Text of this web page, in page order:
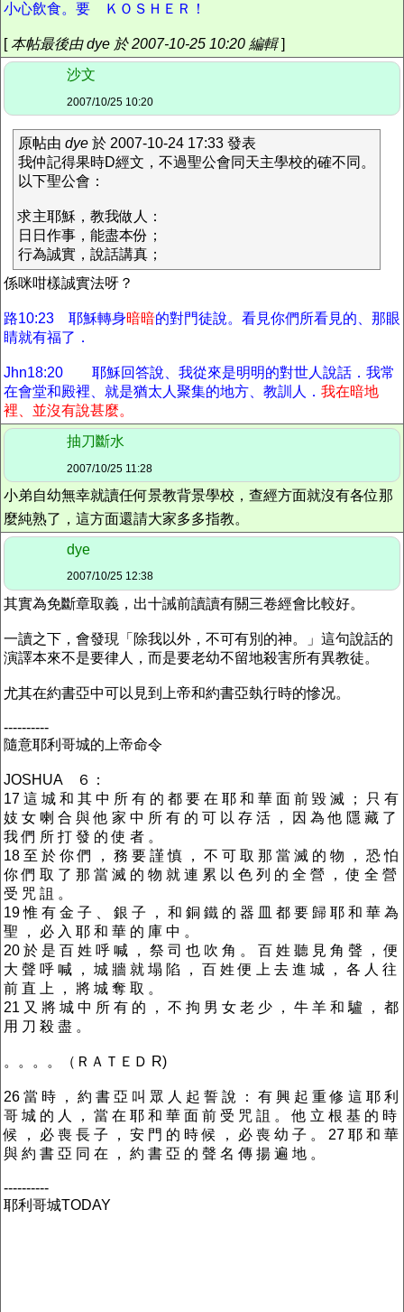
小心飲食。要 ＫＯＳＨＥＲ！
[本帖最後由 dye 於 2007-10-25 10:20 編輯]
沙文
2007/10/25 10:20
原帖由 dye 於 2007-10-24 17:33 發表
我仲記得果時D經文，不過聖公會同天主學校的確不同。
以下聖公會：
求主耶穌，教我做人：
日日作事，能盡本份；
行為誠實，說話講真；
係咪咁樣誠實法呀？
路10:23 耶穌轉身暗暗的對門徒說。看見你們所看見的、那眼
睛就有福了．
Jhn18:20 耶穌回答說、我從來是明明的對世人說話．我常
在會堂和殿裡、就是猶太人聚集的地方、教訓人． 我在暗地
裡、並沒有說甚麼。
抽刀斷水
2007/10/25 11:28
小弟自幼無幸就讀任何景教背景學校，查經方面就沒有各位那
麼純熟了，這方面還請大家多多指教。
dye
2007/10/25 12:38
其實為免斷章取義，出十誡前讀讀有關三卷經會比較好。
一讀之下，會發現「除我以外，不可有別的神。」這句說話的
演譯本來不是要律人，而是要老幼不留地殺害所有異教徒。
尤其在約書亞中可以見到上帝和約書亞埶行時的慘况。
----------
隨意耶利哥城的上帝命令
JOSHUA ６：
17 這 城 和 其 中 所 有 的 都 要 在 耶 和 華 面 前 毀 滅 ； 只 有
妓 女 喇 合 與 他 家 中 所 有 的 可 以 存 活 ， 因 為 他 隱 藏 了
我 們 所 打 發 的 使 者 。
18 至 於 你 們 ， 務 要 謹 慎 ， 不 可 取 那 當 滅 的 物 ， 恐 怕
你 們 取 了 那 當 滅 的 物 就 連 累 以 色 列 的 全 營 ， 使 全 營
受 咒 詛 。
19 惟 有 金 子 、 銀 子 ， 和 銅 鐵 的 器 皿 都 要 歸 耶 和 華 為
聖 ， 必 入 耶 和 華 的 庫 中 。
20 於 是 百 姓 呼 喊 ， 祭 司 也 吹 角 。 百 姓 聽 見 角 聲 ， 便
大 聲 呼 喊 ， 城 牆 就 塌 陷 ， 百 姓 便 上 去 進 城 ， 各 人 往
前 直 上 ， 將 城 奪 取 。
21 又 將 城 中 所 有 的 ， 不 拘 男 女 老 少 ， 牛 羊 和 驢 ， 都
用 刀 殺 盡 。
。。。。（ＲＡＴＥＤ R)
26 當 時 ， 約 書 亞 叫 眾 人 起 誓 說 ： 有 興 起 重 修 這 耶 利
哥 城 的 人 ， 當 在 耶 和 華 面 前 受 咒 詛 。 他 立 根 基 的 時
候 ， 必 喪 長 子 ， 安 門 的 時 候 ， 必 喪 幼 子 。 27 耶 和 華
與 約 書 亞 同 在 ， 約 書 亞 的 聲 名 傳 揚 遍 地 。
----------
耶利哥城TODAY